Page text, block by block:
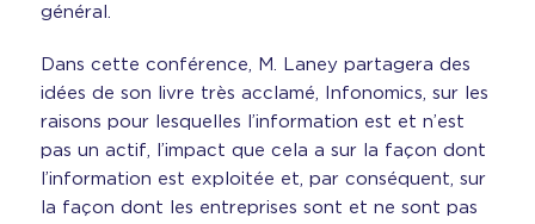
général.
Dans cette conférence, M. Laney partagera des
idées de son livre très acclamé, Infonomics, sur les
raisons pour lesquelles l’information est et n’est
pas un actif, l’impact que cela a sur la façon dont
l’information est exploitée et, par conséquent, sur
la façon dont les entreprises sont et ne sont pas